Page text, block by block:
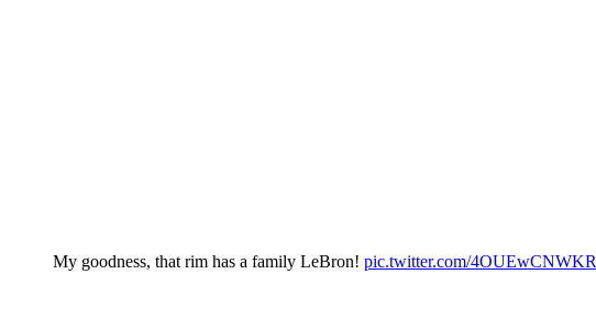
My goodness, that rim has a family LeBron! pic.twitter.com/4OUEwCNWKR